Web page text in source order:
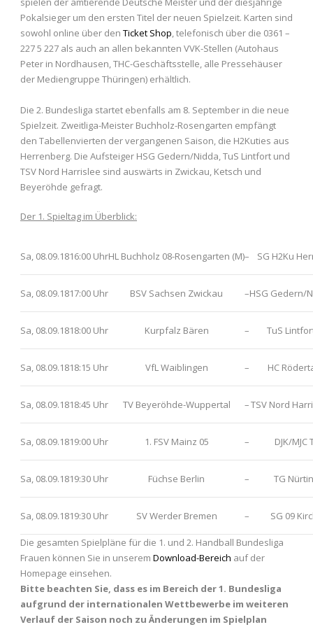
Pokalsieger um den ersten Titel der neuen Spielzeit. Karten sind
sowohl online über den Ticket Shop, telefonisch über die 0361 –
227 5 227 als auch an allen bekannten VVK-Stellen (Autohaus
Peter in Nordhausen, THC-Geschäftsstelle, alle Pressehäuser
der Mediengruppe Thüringen) erhältlich.
Die 2. Bundesliga startet ebenfalls am 8. September in die neue
Spielzeit. Zweitliga-Meister Buchholz-Rosengarten empfängt
den Tabellenvierten der vergangenen Saison, die H2Kuties aus
Herrenberg. Die Aufsteiger HSG Gedern/Nidda, TuS Lintfort und
TSV Nord Harrislee sind auswärts in Zwickau, Ketsch und
Beyeröhde gefragt.
Der 1. Spieltag im Überblick:
Sa, 08.09.1816:00 UhrHL Buchholz 08-Rosengarten (M)– SG H2Ku
Sa, 08.09.1817:00 Uhr BSV Sachsen Zwickau –HSG Gedern/
Sa, 08.09.1818:00 Uhr Kurpfalz Bären – TuS
Sa, 08.09.1818:15 Uhr VfL Waiblingen – HC
Sa, 08.09.1818:45 Uhr TV Beyeröhde-Wuppertal –TSV Nord
Sa, 08.09.1819:00 Uhr 1. FSV Mainz 05 – DJK/MJC
Sa, 08.09.1819:30 Uhr Füchse Berlin – TG
Sa, 08.09.1819:30 Uhr SV Werder Bremen – SG 09
Die gesamten Spielpläne für die 1. und 2. Handball Bundesliga
Frauen können Sie in unserem Download-Bereich auf der
Homepage einsehen.
Bitte beachten Sie, dass es im Bereich der 1. Bundesliga
aufgrund der internationalen Wettbewerbe im weiteren
Verlauf der Saison noch zu Änderungen im Spielplan